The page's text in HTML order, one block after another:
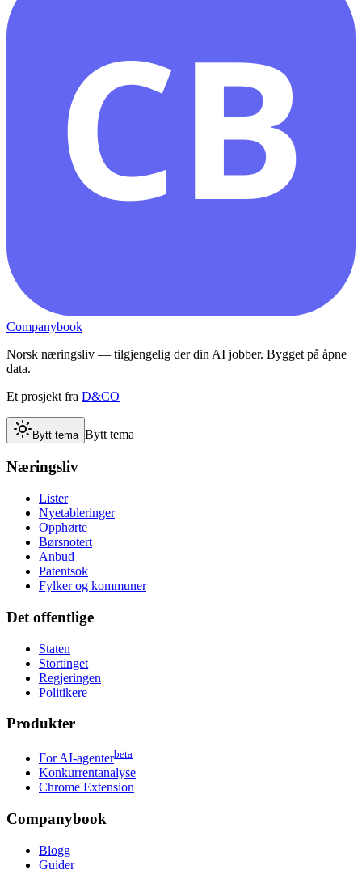
CB
Companybook
Norsk næringsliv — tilgjengelig der din AI jobber. Bygget på åpne
data.
Et prosjekt fra D&CO
Bytt tema Bytt tema
Næringsliv
Lister
Nyetableringer
Opphørte
Børsnotert
Anbud
Patentsok
Fylker og kommuner
Det offentlige
Staten
Stortinget
Regjeringen
Politikere
Produkter
For AI-agenterbeta
Konkurrentanalyse
Chrome Extension
Companybook
Blogg
Guider